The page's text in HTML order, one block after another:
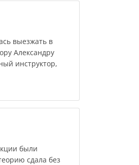
выезжать в
Александру
инструктор,
были
сдала без